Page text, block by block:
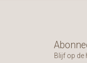
Blijf op de